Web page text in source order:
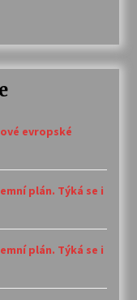
evropské
plán. Týká se i
plán. Týká se i